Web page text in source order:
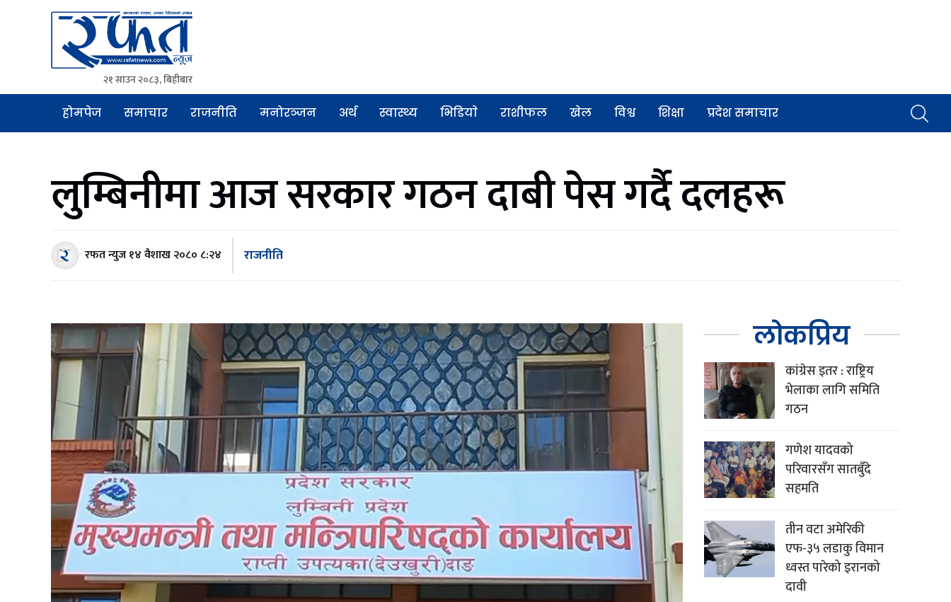
Rafat News
समाचारको रफ्तार, आवाज बिहिनहरुको आवाज
२१ साउन २०८३, बिहीबार
होमपेज समाचार राजनीति मनोरञ्जन अर्थ स्वास्थ्य भिडियाे राशीफल खेल विश्व शिक्षा प्रदेश समाचार
लुम्बिनीमा आज सरकार गठन दाबी पेस गर्दै दलहरू
रफत न्युज१४ वैशाख २०८० ८:२४ राजनीति
लोकप्रिय
कांग्रेस इतर : राष्ट्रिय
भेलाका लागि समिति
गठन
गणेश यादवको
परिवारसँग सातबुँदे
सहमति
तीन वटा अमेरिकी
एफ-३५ लडाकु विमान
ध्वस्त पारेको इरानको
दावी